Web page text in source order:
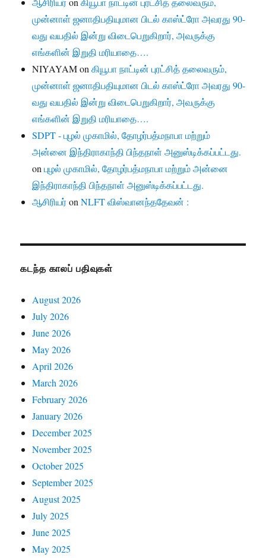
முன்னாள் ஜனாதிபதியுமான பிடல் காஸ்ட்ரோ அவரது 90-
வது வயதில் இன்று விடைபெறுகிறார், அவருக்கு
எங்களின் இறுதி மரியாதை….
NIYAYAMonகியூபா நாட்டின் புரட்சித் தலைவரும்,
முன்னாள் ஜனாதிபதியுமான பிடல் காஸ்ட்ரோ அவரது 90-
வது வயதில் இன்று விடைபெறுகிறார், அவருக்கு
எங்களின் இறுதி மரியாதை….
SDPT - புழல் முகாமில், தோழர்பத்மநாபா மற்றும்
அன்னை இந்திராகாந்தி பிந்தநாள் அனுஸ்டிக்கப்பட்டது.
onபுழல் முகாமில், தோழர்பத்மநாபா மற்றும் அன்னை
இந்திராகாந்தி பிந்தநாள் அனுஸ்டிக்கப்பட்டது.
ஆசிரியர்onNLFT விஸ்வானந்ததேவன் :
கடந்த காலப் பதிவுகள்
August 2026
July 2026
June 2026
May 2026
April 2026
March 2026
February 2026
January 2026
December 2025
November 2025
October 2025
September 2025
August 2025
July 2025
June 2025
May 2025